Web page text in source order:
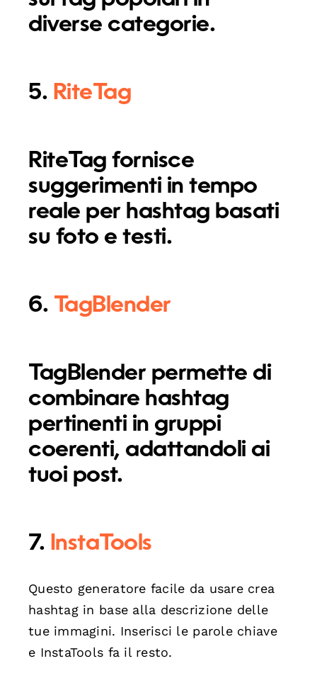
diverse categorie.
5. RiteTag
RiteTag fornisce
suggerimenti in tempo
reale per hashtag basati
su foto e testi.
6. TagBlender
TagBlender permette di
combinare hashtag
pertinenti in gruppi
coerenti, adattandoli ai
tuoi post.
7. InstaTools
Questo generatore facile da usare crea
hashtag in base alla descrizione delle
tue immagini. Inserisci le parole chiave
e InstaTools fa il resto.